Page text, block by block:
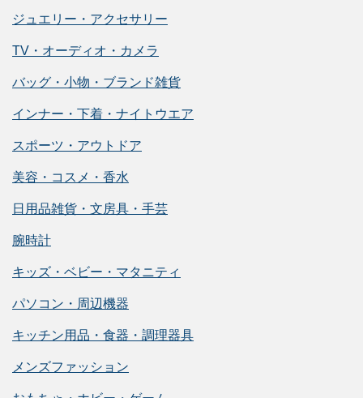
ジュエリー・アクセサリー
TV・オーディオ・カメラ
バッグ・小物・ブランド雑貨
インナー・下着・ナイトウエア
スポーツ・アウトドア
美容・コスメ・香水
日用品雑貨・文房具・手芸
腕時計
キッズ・ベビー・マタニティ
パソコン・周辺機器
キッチン用品・食器・調理器具
メンズファッション